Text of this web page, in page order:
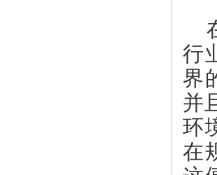
行
界
并
环
在